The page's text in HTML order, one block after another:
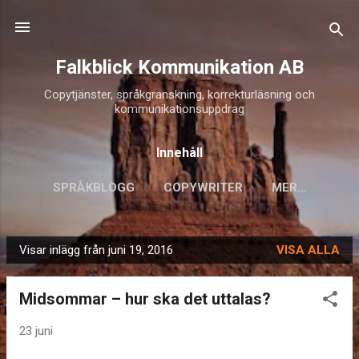
Falkblick Kommunikation AB
Copytjänster, språkgranskning, korrekturläsning och
kommunikationsuppdrag
Innehåll
SPRÅKBLOGG COPYWRITER MER…
I
n
Visar inlägg från juni 19, 2016 VISA ALLA
Midsommar – hur ska det uttalas?
23 juni